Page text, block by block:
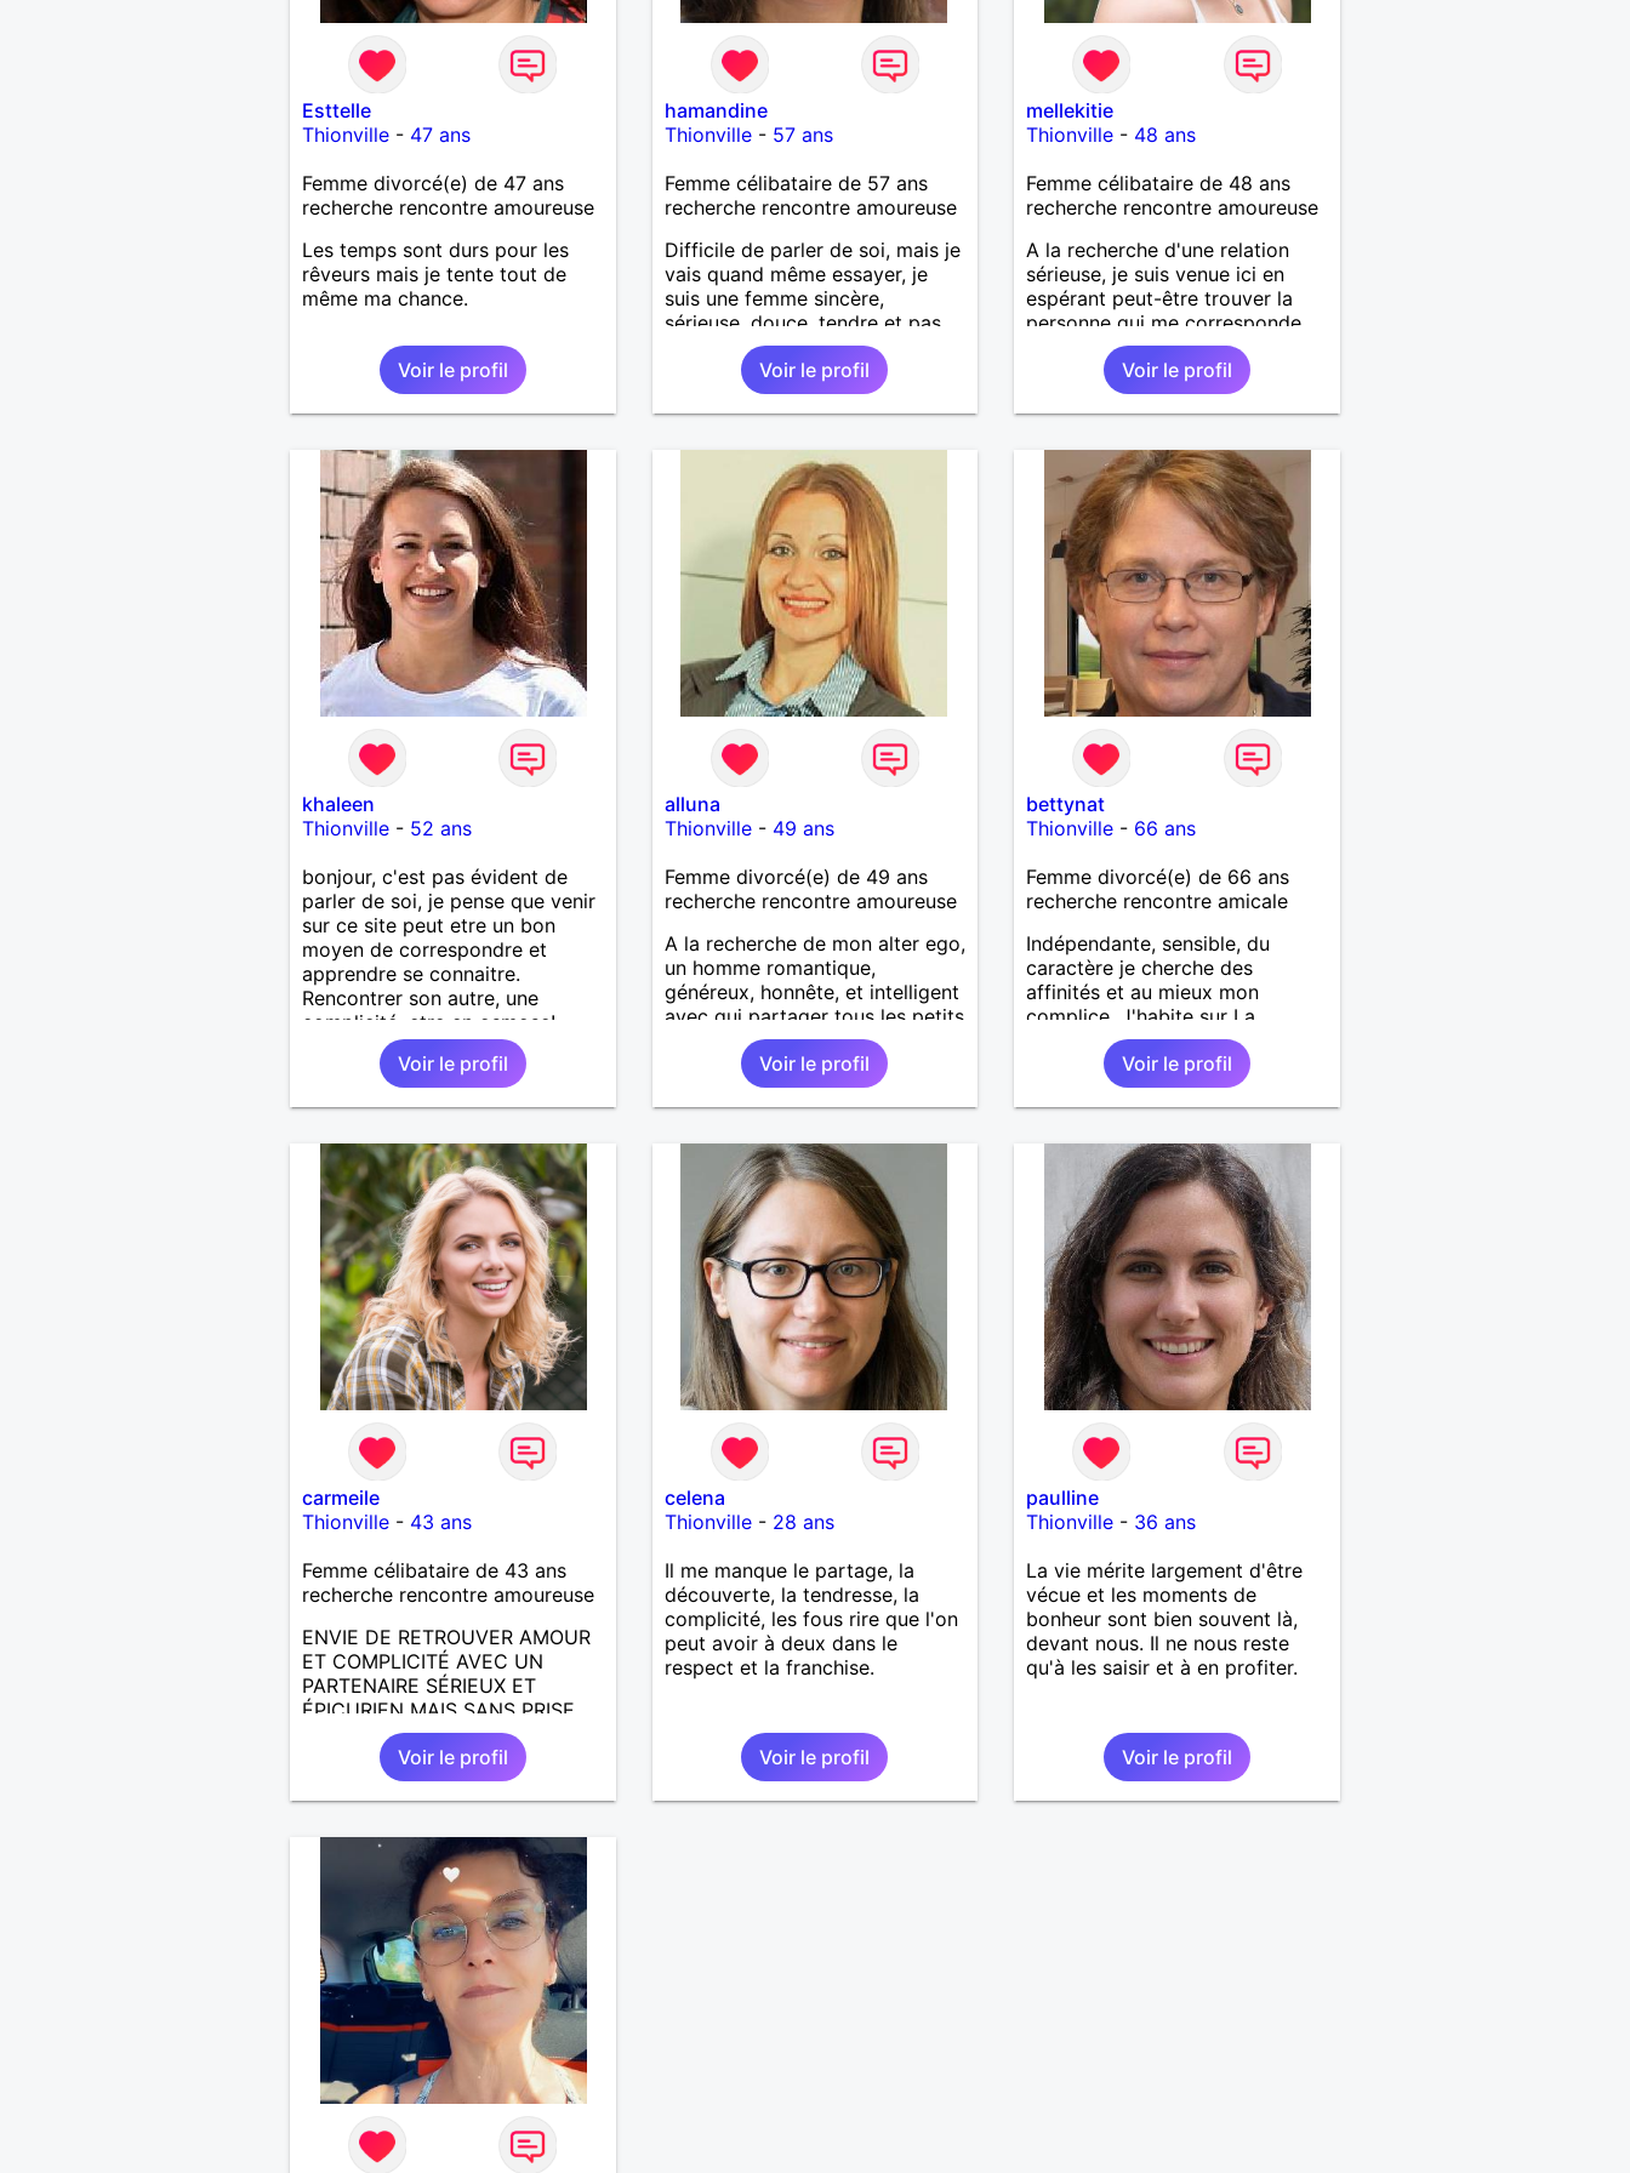
Esttelle
Thionville- 47 ans
Femme divorcé(e) de 47 ans
recherche rencontre amoureuse
Les temps sont durs pour les
rêveurs mais je tente tout de
même ma chance.
Voir le profil
hamandine
Thionville- 57 ans
Femme célibataire de 57 ans
recherche rencontre amoureuse
Difficile de parler de soi, mais je
vais quand même essayer, je
suis une femme sincère,
sérieuse, douce, tendre et pas
compliqué à vivre, je suis
ouverte d'esprit et romantique.
Voir le profil
mellekitie
Thionville - 48 ans
Femme célibataire de 48 ans
recherche rencontre amoureuse
A la recherche d'une relation
sérieuse, je suis venue ici en
espérant peut-être trouver la
personne qui me corresponde.
Voir le profil
khaleen
Thionville- 52 ans
bonjour, c'est pas évident de
parler de soi, je pense que venir
sur ce site peut etre un bon
moyen de correspondre et
apprendre se connaitre.
Rencontrer son autre, une
complicité, etre en osmose!
C'est mon souhait!
Voir le profil
alluna
Thionville- 49 ans
Femme divorcé(e) de 49 ans
recherche rencontre amoureuse
A la recherche de mon alter ego,
un homme romantique,
généreux, honnête, et intelligent
avec qui partager tous les petits
moments de la vie, concerts,
cinéma, restaurant à deux ou
avec des amis, balade au bord
de la mer, une sortie ou soirée
Voir le profil
bettynat
Thionville - 66 ans
Femme divorcé(e) de 66 ans
recherche rencontre amicale
Indépendante, sensible, du
caractère je cherche des
affinités et au mieux mon
complice. J'habite sur La
Alberville et mon souhait serait
de trouver un homme dans un
rayon d'un 100ène de km.
Voir le profil
carmeile
Thionville- 43 ans
Femme célibataire de 43 ans
recherche rencontre amoureuse
ENVIE DE RETROUVER AMOUR
ET COMPLICITÉ AVEC UN
PARTENAIRE SÉRIEUX ET
ÉPICURIEN MAIS SANS PRISE
DE TÊTE.
Voir le profil
celena
Thionville- 28 ans
Il me manque le partage, la
découverte, la tendresse, la
complicité, les fous rire que l'on
peut avoir à deux dans le
respect et la franchise.
Voir le profil
paulline
Thionville - 36 ans
La vie mérite largement d'être
vécue et les moments de
bonheur sont bien souvent là,
devant nous. Il ne nous reste
qu'à les saisir et à en profiter.
Voir le profil